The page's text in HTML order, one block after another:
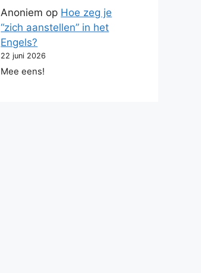
Anoniem op Hoe zeg je
“zich aanstellen” in het
Engels?
22 juni 2026
Mee eens!